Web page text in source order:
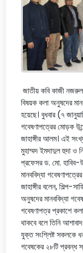
জাতীয় কবি কাজী
বিষয়ক কলা অনুষদের
হয়েছে। বুধবার (৭
গবেষণাপত্রের মোড়ক
জাহাঙ্গীর আলম। এই
মুহাম্মদ ইমদাদুল হুদা ও
প্রফেসর ড. মো. হাবিব-
মানববিদ্যা
জাহাঙ্গীর বলেন, শিল্প-
অনুষদের মানববিদ্যা
গবেষণাপত্র প্রকাশে
থাকবে বলে তিনি
যুক্ত সংশ্লিষ্ট সকলকে
গবেষকের ২৮টি প্রবন্ধ